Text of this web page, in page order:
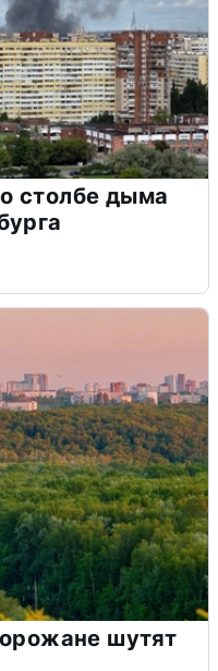
столбе дыма
шутят